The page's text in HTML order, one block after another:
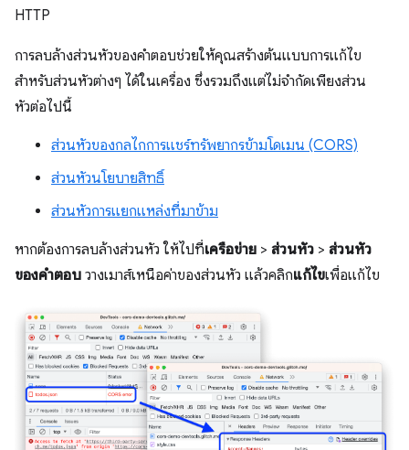
HTTP
การลบล้างส่วนหัวของคำตอบช่วยให้คุณสร้างต้นแบบการแก้ไข
สำหรับส่วนหัวต่างๆ ได้ในเครื่อง ซึ่งรวมถึงแต่ไม่จำกัดเพียงส่วน
หัวต่อไปนี้
ส่วนหัวของกลไกการแชร์ทรัพยากรข้ามโดเมน (CORS)
ส่วนหัวนโยบายสิทธิ์
ส่วนหัวการแยกแหล่งที่มาข้าม
หากต้องการลบล้างส่วนหัว ให้ไปที่เครือข่าย > ส่วนหัว > ส่วนหัว
ของคำตอบ วางเมาส์เหนือค่าของส่วนหัว แล้วคลิกแก้ไขเพื่อแก้ไข